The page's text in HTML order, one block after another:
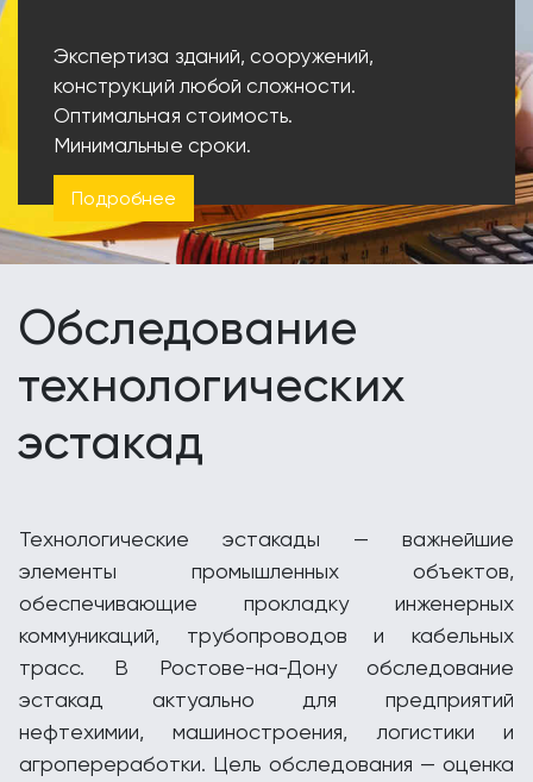
Экспертиза зданий, сооружений,
конструкций любой сложности.
Оптимальная стоимость.
Минимальные сроки.
Подробнее
Обследование
технологических
эстакад
Технологические эстакады — важнейшие
элементы промышленных объектов,
обеспечивающие прокладку инженерных
коммуникаций, трубопроводов и кабельных
трасс. В Ростове-на-Дону обследование
эстакад актуально для предприятий
нефтехимии, машиностроения, логистики и
агропереработки. Цель обследования — оценка